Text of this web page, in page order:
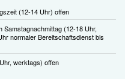
(12-14 Uhr) offen
Samstagnachmittag (12-18 Uhr,
normaler Bereitschaftsdienst bis
werktags) offen